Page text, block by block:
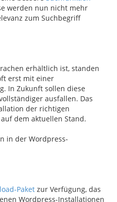
werden nun nicht mehr
zum Suchbegriff
erhältlich ist, standen
erst mit einer
In Zukunft sollen diese
ausfallen. Das
der richtigen
dem aktuellen Stand.
in der Wordpress-
Paket zur Verfügung, das
Wordpress-Installationen